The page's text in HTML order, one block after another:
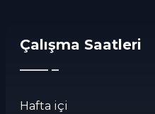
Çalışma Saatleri
Hafta içi